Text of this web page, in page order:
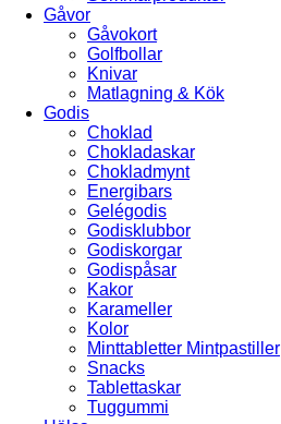
Gåvor
Gåvokort
Golfbollar
Knivar
Matlagning & Kök
Godis
Choklad
Chokladaskar
Chokladmynt
Energibars
Gelégodis
Godisklubbor
Godiskorgar
Godispåsar
Kakor
Karameller
Kolor
Minttabletter Mintpastiller
Snacks
Tablettaskar
Tuggummi